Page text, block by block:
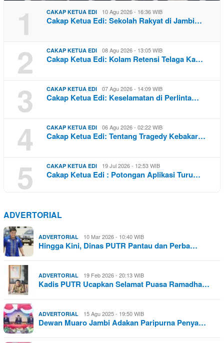
1 CAKAP KETUA EDI 10 Agu 2026 - 16:36 WIB
Cakap Ketua Edi: Sekolah Rakyat di Jambi…
2 CAKAP KETUA EDI 08 Agu 2026 - 13:05 WIB
Cakap Ketua Edi: Kolam Retensi Telaga Ka…
3 CAKAP KETUA EDI 07 Agu 2026 - 14:09 WIB
Cakap Ketua Edi: Keselamatan di Perlinta…
4 CAKAP KETUA EDI 06 Agu 2026 - 02:22 WIB
Cakap Ketua Edi: Tentang Tragedy Kebakar…
5 CAKAP KETUA EDI 19 Jul 2026 - 12:53 WIB
Cakap Ketua Edi : Potongan Aplikasi Turu…
ADVERTORIAL
ADVERTORIAL 10 Mar 2026 - 10:40 WIB
Hingga Kini, Dinas PUTR Pantau dan Perba…
ADVERTORIAL 19 Feb 2026 - 20:13 WIB
Kadis PUTR Ucapkan Selamat Puasa Ramadha…
ADVERTORIAL 15 Agu 2025 - 19:50 WIB
Dewan Muaro Jambi Adakan Paripurna Penya…